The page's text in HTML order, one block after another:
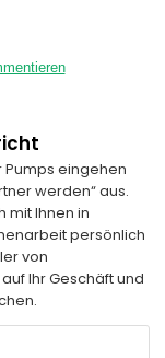
Pumps eingehen
werden“ aus.
mit Ihnen in
persönlich
von
Ihr Geschäft und